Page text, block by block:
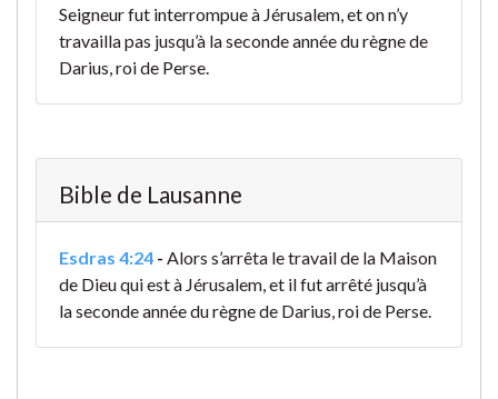
Seigneur fut interrompue à Jérusalem, et on n’y
travailla pas jusqu’à la seconde année du règne de
Darius, roi de Perse.
Bible de Lausanne
Esdras 4:24 - Alors s’arrêta le travail de la Maison
de Dieu qui est à Jérusalem, et il fut arrêté jusqu’à
la seconde année du règne de Darius, roi de Perse.